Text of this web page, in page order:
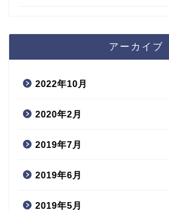
アーカイブ
2022年10月
2020年2月
2019年7月
2019年6月
2019年5月